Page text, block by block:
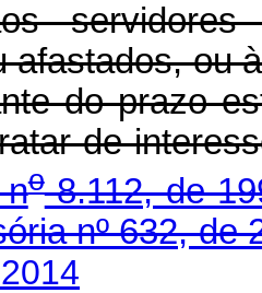
servidores
afastados, ou
do prazo
de
no8.112, de
nº 632, de